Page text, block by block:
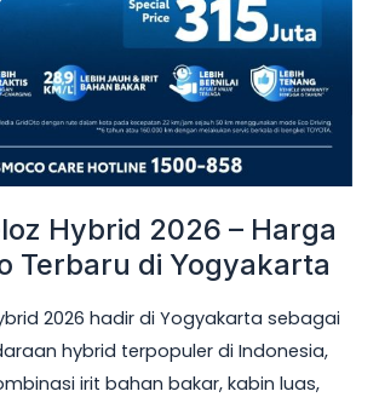
Hybrid 2026 – Harga
Terbaru di Yogyakarta
2026 hadir di Yogyakarta sebagai
hybrid terpopuler di Indonesia,
irit bahan bakar, kabin luas,